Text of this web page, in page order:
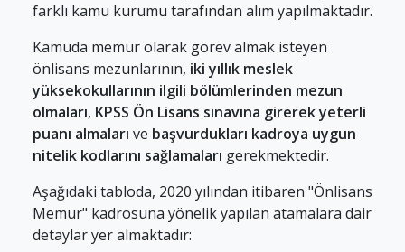
farklı kamu kurumu tarafından alım yapılmaktadır.
Kamuda memur olarak görev almak isteyen
önlisans mezunlarının, iki yıllık meslek
yüksekokullarının ilgili bölümlerinden mezun
olmaları, KPSS Ön Lisans sınavına girerek yeterli
puanı almaları ve başvurdukları kadroya uygun
nitelik kodlarını sağlamaları gerekmektedir.
Aşağıdaki tabloda, 2020 yılından itibaren "Önlisans
Memur" kadrosuna yönelik yapılan atamalara dair
detaylar yer almaktadır: